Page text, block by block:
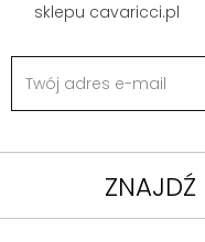
sklepu cavaricci.pl